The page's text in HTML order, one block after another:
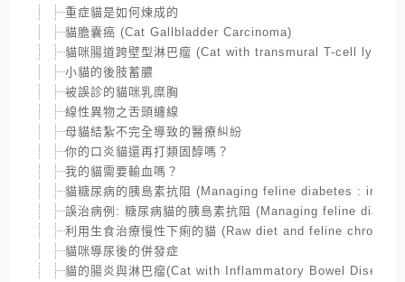
重症貓是如何煉成的
貓膽囊癌 (Cat Gallbladder Carcinoma)
貓咪腸道跨壁型淋巴瘤 (Cat with transmural T-cell
小貓的後肢蓄膿
被誤診的貓咪乳糜胸
線性異物之舌頭纏線
母貓結紮不完全導致的醫療糾紛
你的口炎貓還再打類固醇嗎？
我的貓需要輸血嗎？
貓糖尿病的胰島素抗阻 (Managing feline diabetes :
誤治病例: 糖尿病貓的胰島素抗阻 (Managing feline
利用生食治療慢性下痢的貓 (Raw diet and feline chronic
貓咪導尿後的併發症
貓的腸炎與淋巴瘤(Cat with Inflammatory Bowel